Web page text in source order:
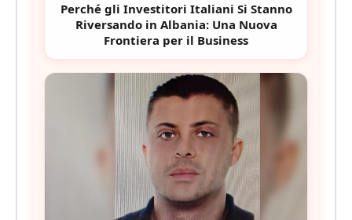
Perché gli Investitori Italiani Si Stanno
Riversando in Albania: Una Nuova
Frontiera per il Business